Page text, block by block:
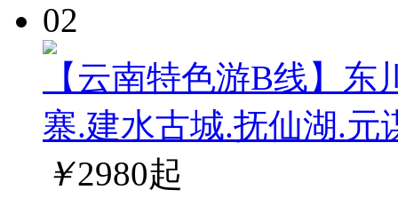
02
【云南特色游B线】
寨.建水古城.抚仙湖.元
￥2980起